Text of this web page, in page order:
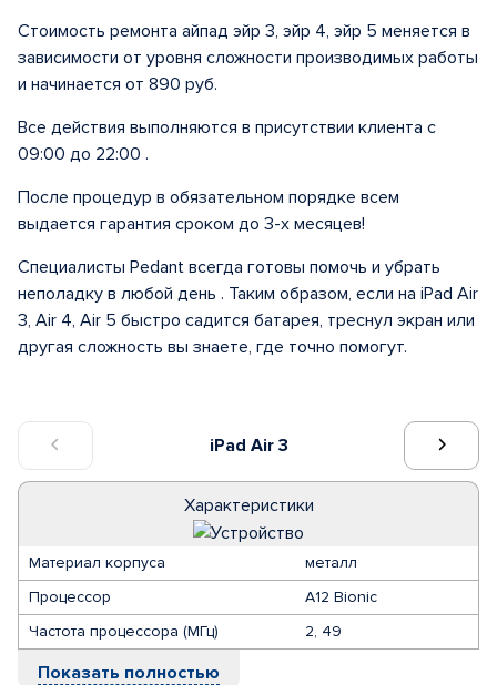
iPad Air 3
Характеристики
Материал корпуса
металл
Процессор
A12 Bionic
Частота процессора (МГц)
2, 49
Показать полностью
Стоимость ремонта айпад эйр 3, эйр 4, эйр 5 меняется в
зависимости от уровня сложности производимых работы
и начинается от 890 руб.
Все действия выполняются в присутствии клиента с
09:00 до 22:00 .
После процедур в обязательном порядке всем
выдается гарантия сроком до 3-х месяцев!
Специалисты Pedant всегда готовы помочь и убрать
неполадку в любой день . Таким образом, если на iPad Air
3, Air 4, Air 5 быстро садится батарея, треснул экран или
другая сложность вы знаете, где точно помогут.